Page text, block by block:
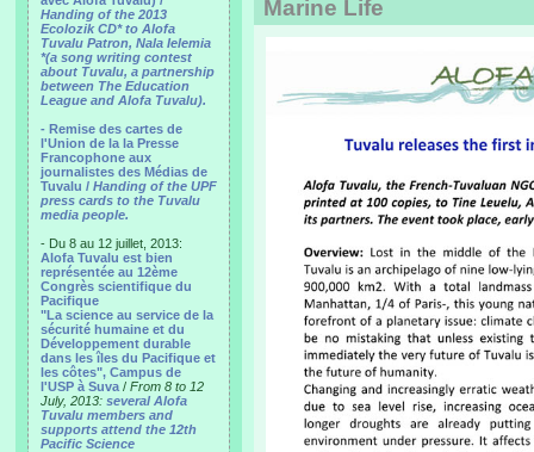
Handing of the 2013
Ecolozik CD* to Alofa
Tuvalu Patron, Nala Ielemia
*(a song writing contest
about Tuvalu, a partnership
between The Education
League and Alofa Tuvalu).
- Remise des cartes de
l'Union de la la Presse
Francophone aux
journalistes des Médias de
Tuvalu / Handing of the UPF
press cards to the Tuvalu
media people.
- Du 8 au 12 juillet, 2013:
Alofa Tuvalu est bien
représentée au 12ème
Congrès scientifique du
Pacifique
"La science au service de la
sécurité humaine et du
Développement durable
dans les îles du Pacifique et
les côtes", Campus de
l'USP à Suva / From 8 to 12
July, 2013: several Alofa
Tuvalu members and
supports attend the 12th
Pacific Science
Marine Life